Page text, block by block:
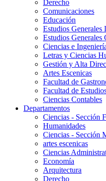
Derecho
Comunicaciones
Educación
Estudios Generales
Estudios Generales
Ciencias e
Letras y Ciencias
Gestión y Alta
Artes Escenicas
Facultad de
Facultad de
Ciencias Contables
Departamentos
Ciencias - Sección
Humanidades
Ciencias - Sección
artes escenicas
Ciencias
Economía
Arquitectura
Derecho